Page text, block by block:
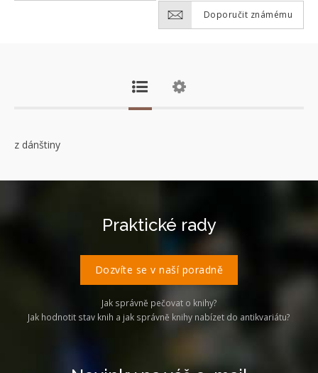
Doporučit známému
z dánštiny
Praktické rady
Dozvíte se v naší poradně
Jak správně pečovat o knihy?
Jak hodnotit stav knih a jak správně knihy nabízet do antikvariátu?